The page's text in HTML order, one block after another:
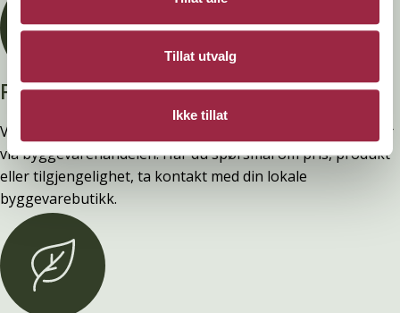
Tillat utvalg
Ikke tillat
Privatperson?
Vi selger ingen varer direkte til privatpersoner. Alt salg går
via byggevarehandelen. Har du spørsmål om pris, produkt
eller tilgjengelighet, ta kontakt med din lokale
byggevarebutikk.